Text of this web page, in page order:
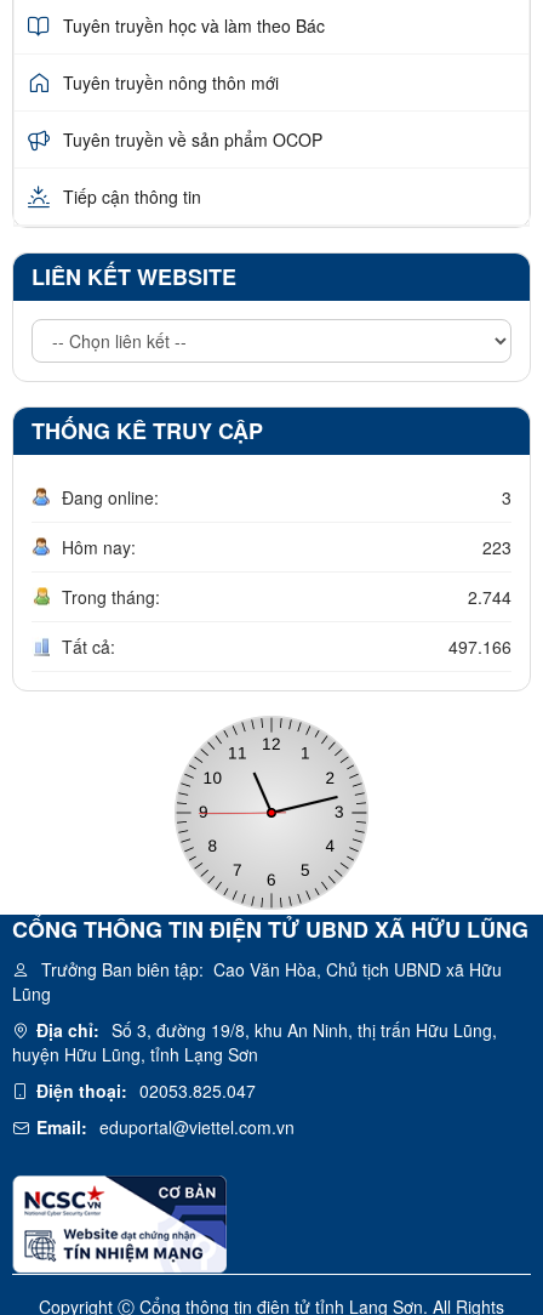
Tuyên truyền học và làm theo Bác
Tuyên truyền nông thôn mới
Tuyên truyền về sản phẩm OCOP
Tiếp cận thông tin
LIÊN KẾT WEBSITE
THỐNG KÊ TRUY CẬP
Đang online: 3
Hôm nay: 223
Trong tháng: 2.744
Tất cả: 497.166
CỔNG THÔNG TIN ĐIỆN TỬ UBND XÃ HỮU LŨNG
Trưởng Ban biên tập: Cao Văn Hòa, Chủ tịch UBND xã Hữu
Lũng
Địa chỉ: Số 3, đường 19/8, khu An Ninh, thị trấn Hữu Lũng,
huyện Hữu Lũng, tỉnh Lạng Sơn
Điện thoại: 02053.825.047
Email: eduportal@viettel.com.vn
Copyright Ⓒ Cổng thông tin điện tử tỉnh Lạng Sơn. All Rights